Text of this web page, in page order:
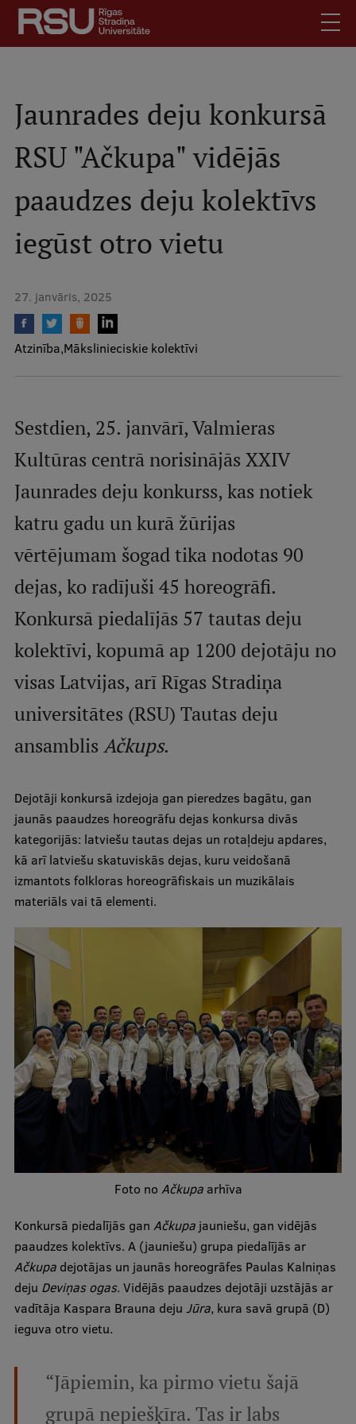
Pārlekt
galveno
saturu
Meklēt Mobile
augšējā
izvēlne
Studentiem
Absolventiem
Darba devējiem
Kontakti
Vakances
izvēlne
Pamatstudiju programmas
Maģistra studiju programmas
Doktorantūra
Rezidentūra
Uzņemšana
Praktiska informācija
Par RSU
Studentu dzīve
Fakultātes
Mūsu cilvēki
Stratēģija
Struktūra
Identitāte
RSU fonds
Aula
Muzeji un ekspozīcijas
Ģerbonis
Studiju un vides pieejamība
Dati par 2025. gadu
Suvenīri un grāmatas
Mūžizglītība
Jaunrades deju konkursā
RSU "Ačkupa" vidējās
paaudzes deju kolektīvs
iegūst otro vietu
27. janvāris, 2025
Atzinība Mākslinieciskie kolektīvi
Sestdien, 25. janvārī, Valmieras
Kultūras centrā norisinājās XXIV
Jaunrades deju konkurss, kas notiek
katru gadu un kurā žūrijas
vērtējumam šogad tika nodotas 90
dejas, ko radījuši 45 horeogrāfi.
Konkursā piedalījās 57 tautas deju
kolektīvi, kopumā ap 1200 dejotāju no
visas Latvijas, arī Rīgas Stradiņa
universitātes (RSU) Tautas deju
ansamblis Ačkups.
Dejotāji konkursā izdejoja gan pieredzes bagātu, gan
jaunās paaudzes horeogrāfu dejas konkursa divās
kategorijās: latviešu tautas dejas un rotaļdeju apdares,
kā arī latviešu skatuviskās dejas, kuru veidošanā
izmantots folkloras horeogrāfiskais un muzikālais
materiāls vai tā elementi.
Foto no Ačkupa arhīva
Konkursā piedalījās gan Ačkupajauniešu, gan vidējās
paaudzes kolektīvs. A (jauniešu) grupa piedalījās ar
Ačkupadejotājas un jaunās horeogrāfes Paulas Kalniņas
deju Deviņas ogas. Vidējās paaudzes dejotāji uzstājās ar
vadītāja Kaspara Brauna deju Jūra, kura savā grupā (D)
ieguva otro vietu.
“Jāpiemin, ka pirmo vietu šajā
grupā nepiešķīra. Tas ir labs